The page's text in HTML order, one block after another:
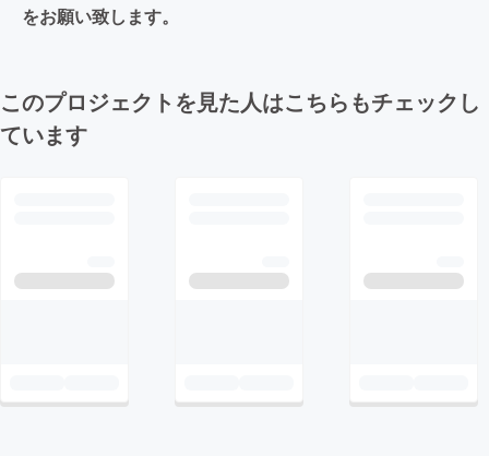
をお願い致します。
このプロジェクトを見た人はこちらもチェックし
ています